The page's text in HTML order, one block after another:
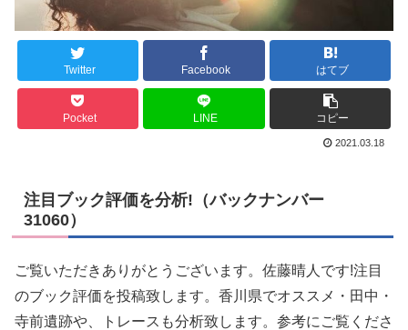
Twitter Facebook はてブ
Pocket LINE コピー
2021.03.18
注目ブック評価を分析!（バックナンバー
31060）
ご覧いただきありがとうございます。佐藤晴人です!注目
のブック評価を投稿致します。香川県でオススメ・田中・
寺前遺跡や、トレースも分析致します。参考にご覧くださ